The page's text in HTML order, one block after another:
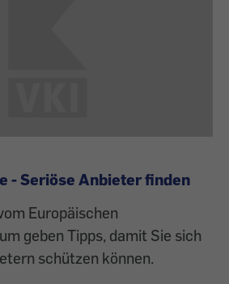
- Seriöse Anbieter finden
Europäischen
geben Tipps, damit Sie sich
schützen können.